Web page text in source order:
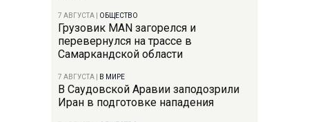
7 АВГУСТА ОБЩЕСТВО
Грузовик MAN загорелся и
перевернулся на трассе в
Самаркандской области
7 АВГУСТА В МИРЕ
В Саудовской Аравии заподозрили
Иран в подготовке нападения